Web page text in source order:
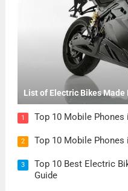
List of Electric Bikes Made
1 Top 10 Mobile Phones
2 Top 10 Mobile Phones
3
Top 10 Best Electric
Guide